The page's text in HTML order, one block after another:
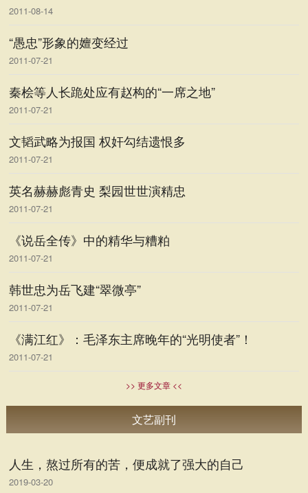
2011-08-14
“愚忠”形象的嬗变经过
2011-07-21
秦桧等人长跪处应有赵构的“一席之地”
2011-07-21
文韬武略为报国 权奸勾结遗恨多
2011-07-21
英名赫赫彪青史 梨园世世演精忠
2011-07-21
《说岳全传》中的精华与糟粕
2011-07-21
韩世忠为岳飞建“翠微亭”
2011-07-21
《满江红》：毛泽东主席晚年的“光明使者”！
2011-07-21
>> 更多文章 <<
文艺副刊
人生，熬过所有的苦，便成就了强大的自己
2019-03-20